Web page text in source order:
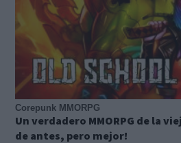
Corepunk MMORPG
Un verdadero MMORPG de la
de antes, pero mejor!